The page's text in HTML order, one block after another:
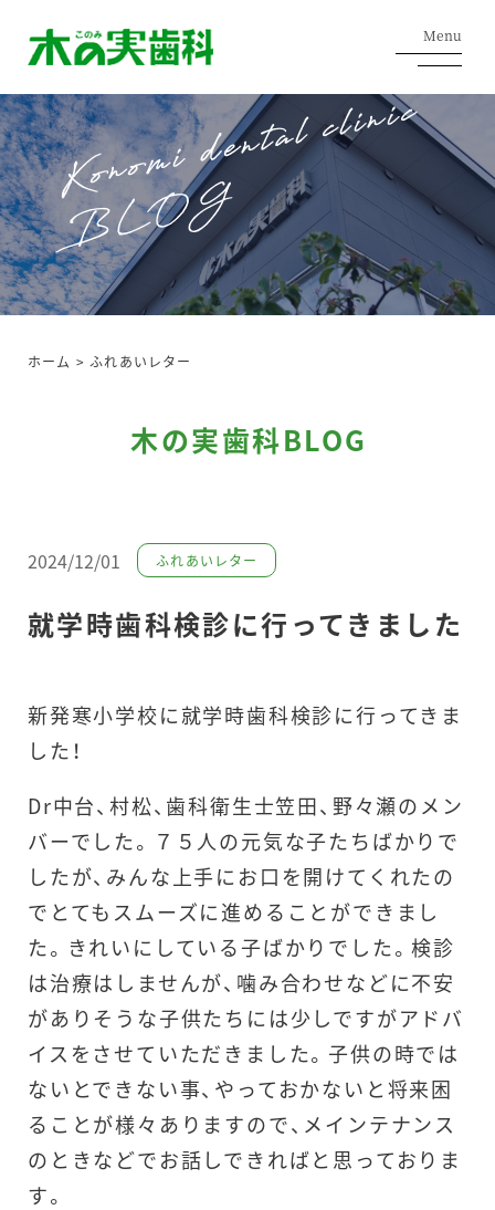
Menu
ホーム >ふれあいレター
木の実歯科BLOG
2024/12/01 ふれあいレター
就学時歯科検診に行ってきました
新発寒小学校に就学時歯科検診に行ってきま
した！
Dr中台、村松、歯科衛生士笠田、野々瀬のメン
バーでした。７５人の元気な子たちばかりで
したが、みんな上手にお口を開けてくれたの
でとてもスムーズに進めることができまし
た。きれいにしている子ばかりでした。検診
は治療はしませんが、噛み合わせなどに不安
がありそうな子供たちには少しですがアドバ
イスをさせていただきました。子供の時では
ないとできない事、やっておかないと将来困
ることが様々ありますので、メインテナンス
のときなどでお話しできればと思っておりま
す。